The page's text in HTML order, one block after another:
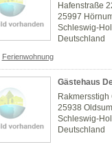
Hafenstraße
25997
Schleswig-
Deutschland
Ferienwohnung
Gästehaus
Rakmersstigh
25938
Schleswig-
Deutschland